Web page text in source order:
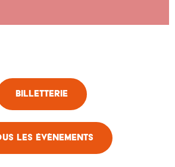
Billetterie
les évènements